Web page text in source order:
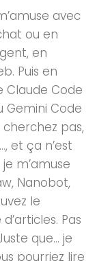
avec
ou en
en
Puis en
Claude Code
Gemini Code
pas,
et ça n’est
m’amuse
Nanobot,
le
Pas
que… je
pourriez lire